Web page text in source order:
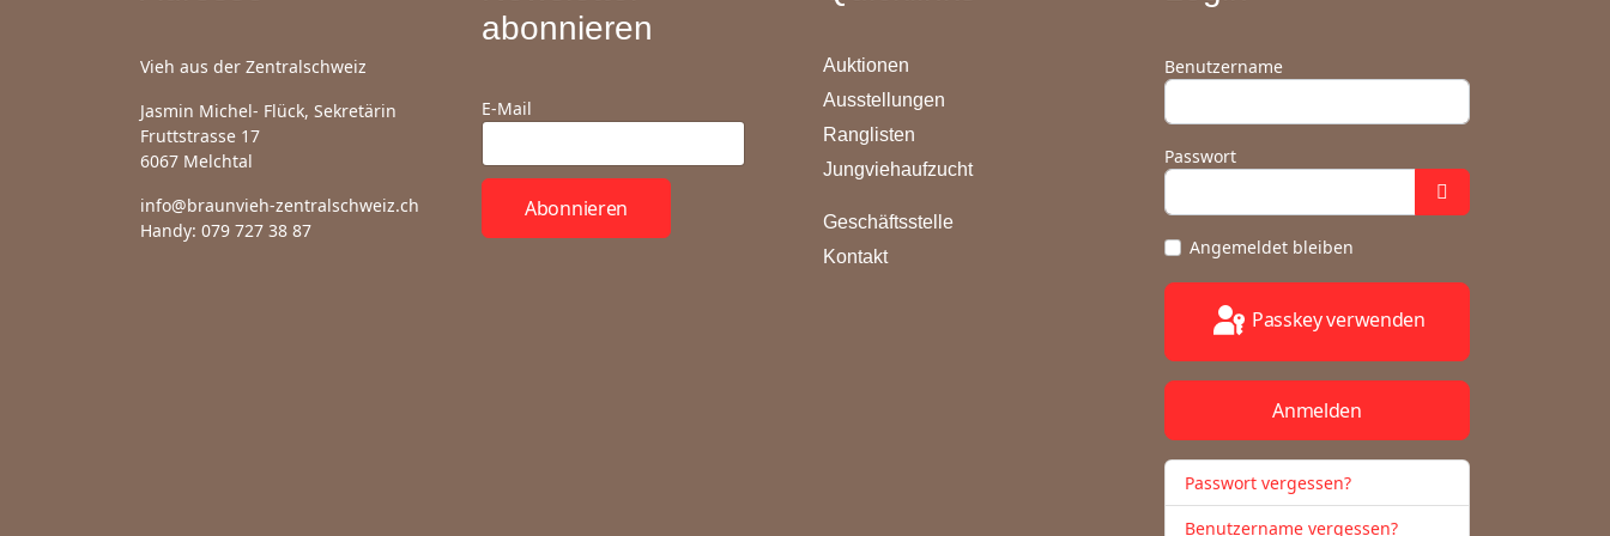
Vieh aus der Zentralschweiz
Jasmin Michel- Flück, Sekretärin
Fruttstrasse 17
6067 Melchtal
info@braunvieh-zentralschweiz.ch
Handy: 079 727 38 87
abonnieren
E-Mail
Abonnieren
Auktionen
Ausstellungen
Ranglisten
Jungviehaufzucht
Geschäftsstelle
Kontakt
Benutzername
Passwort
Angemeldet bleiben
Passkey verwenden
Anmelden
Passwort vergessen?
Benutzername vergessen?